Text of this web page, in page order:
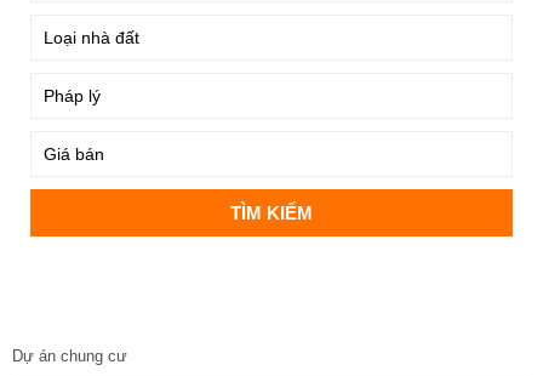
Dự án chung cư